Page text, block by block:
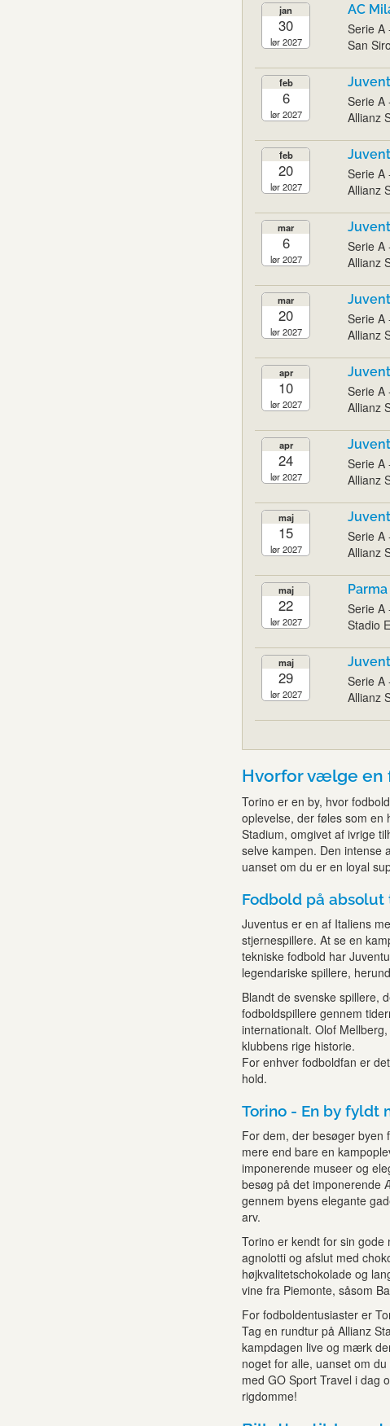
jan
30
lør 2027
AC
Serie A
San
feb
6
lør 2027
Serie A
Allianz
feb
20
lør 2027
Serie A
Allianz
mar
6
lør 2027
Serie A
Allianz
mar
20
lør 2027
Serie A
Allianz
apr
10
lør 2027
Serie A
Allianz
apr
24
lør 2027
Serie A
Allianz
maj
15
lør 2027
Serie A
Allianz
maj
22
lør 2027
Serie A
Stadio
maj
29
lør 2027
Serie A
Allianz
Hvorfor vælge en
Torino er en by, hvor
oplevelse, der føles som
Stadium, omgivet af ivrige
selve kampen. Den
uanset om du er en loyal
Fodbold på absolut
Juventus er en af Italiens
stjernespillere. At se en
tekniske fodbold har
legendariske spillere,
Blandt de svenske spillere,
fodboldspillere gennem
internationalt. Olof
klubbens rige historie.
For enhver fodboldfan er
hold.
Torino - En by fyldt
For dem, der besøger byen
mere end bare en
imponerende museer og
besøg på det imponerende
gennem byens elegante
arv.
Torino er kendt for sin gode
agnolotti og afslut med
højkvalitetschokolade og
vine fra Piemonte, såsom
For fodboldentusiaster er
Tag en rundtur på Allianz
kampdagen live og mærk
noget for alle, uanset om
med GO Sport Travel i dag
rigdomme!